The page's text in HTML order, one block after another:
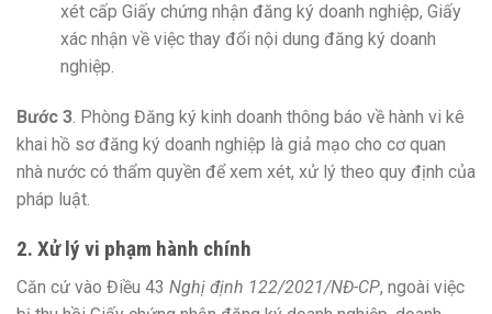
xét cấp Giấy chứng nhận đăng ký doanh nghiệp, Giấy
xác nhận về việc thay đổi nội dung đăng ký doanh
nghiệp.
Bước 3. Phòng Đăng ký kinh doanh thông báo về hành vi kê
khai hồ sơ đăng ký doanh nghiệp là giả mạo cho cơ quan
nhà nước có thẩm quyền để xem xét, xử lý theo quy định của
pháp luật.
2. Xử lý vi phạm hành chính
Căn cứ vào Điều 43 Nghị định 122/2021/NĐ-CP, ngoài việc